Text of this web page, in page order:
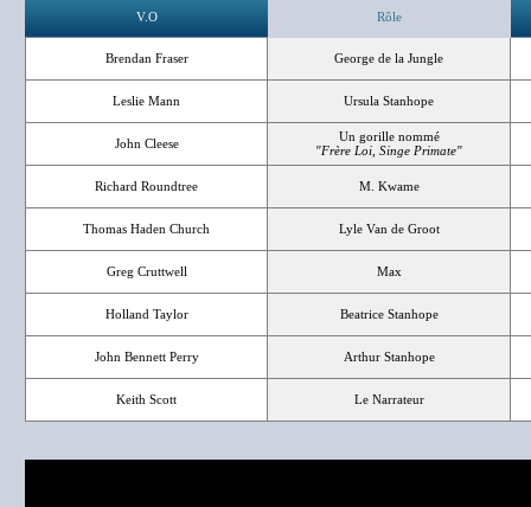
V.O Rôle
Brendan Fraser George de la Jungle
Leslie Mann Ursula Stanhope
John Cleese
Un gorille nommé
"Frère Loi, Singe Primate"
Richard Roundtree M. Kwame
Thomas Haden Church Lyle Van de Groot
Greg Cruttwell Max
Holland Taylor Beatrice Stanhope
John Bennett Perry Arthur Stanhope
Keith Scott Le Narrateur